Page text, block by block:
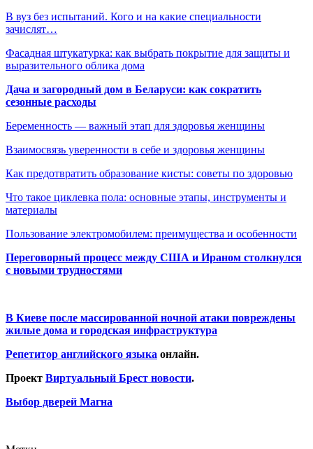
В вуз без испытаний. Кого и на какие специальности
зачислят…
Фасадная штукатурка: как выбрать покрытие для защиты и
выразительного облика дома
Дача и загородный дом в Беларуси: как сократить
сезонные расходы
Беременность — важный этап для здоровья женщины
Взаимосвязь уверенности в себе и здоровья женщины
Как предотвратить образование кисты: советы по здоровью
Что такое циклевка пола: основные этапы, инструменты и
материалы
Пользование электромобилем: преимущества и особенности
Переговорный процесс между США и Ираном столкнулся
с новыми трудностями
В Киеве после массированной ночной атаки повреждены
жилые дома и городская инфраструктура
Репетитор английского языка онлайн.
Проект Виртуальный Брест новости.
Выбор дверей Магна